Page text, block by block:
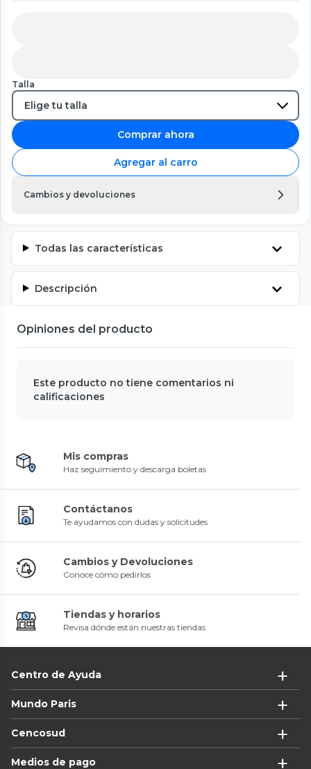
Talla
Comprar ahora
Agregar al carro
Cambios y devoluciones
Todas las características
Descripción
Opiniones del producto
Este producto no tiene comentarios ni
calificaciones
Mis compras
Haz seguimiento y descarga boletas
Contáctanos
Te ayudamos con dudas y solicitudes
Cambios y Devoluciones
Conoce cómo pedirlos
Tiendas y horarios
Revisa dónde están nuestras tiendas
Centro de Ayuda
Mundo Paris
Cencosud
Medios de pago